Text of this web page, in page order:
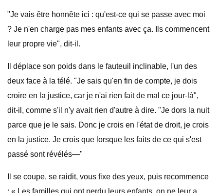
"Je vais être honnête ici : qu'est-ce qui se passe avec moi
? Je n'en charge pas mes enfants avec ça. Ils commencent
leur propre vie", dit-il.
Il déplace son poids dans le fauteuil inclinable, l'un des
deux face à la télé. "Je sais qu'en fin de compte, je dois
croire en la justice, car je n'ai rien fait de mal ce jour-là",
dit-il, comme s'il n'y avait rien d'autre à dire. "Je dors la nuit
parce que je le sais. Donc je crois en l'état de droit, je crois
en la justice. Je crois que lorsque les faits de ce qui s'est
passé sont révélés—"
Il se coupe, se raidit, vous fixe des yeux, puis recommence
: « Les familles qui ont perdu leurs enfants, on ne leur a